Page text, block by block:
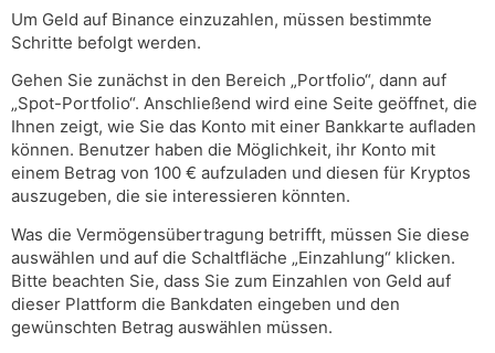
Um Geld auf Binance einzuzahlen, müssen bestimmte
Schritte befolgt werden.
Gehen Sie zunächst in den Bereich „Portfolio“, dann auf
„Spot-Portfolio“. Anschließend wird eine Seite geöffnet, die
Ihnen zeigt, wie Sie das Konto mit einer Bankkarte aufladen
können. Benutzer haben die Möglichkeit, ihr Konto mit
einem Betrag von 100 € aufzuladen und diesen für Kryptos
auszugeben, die sie interessieren könnten.
Was die Vermögensübertragung betrifft, müssen Sie diese
auswählen und auf die Schaltfläche „Einzahlung“ klicken.
Bitte beachten Sie, dass Sie zum Einzahlen von Geld auf
dieser Plattform die Bankdaten eingeben und den
gewünschten Betrag auswählen müssen.